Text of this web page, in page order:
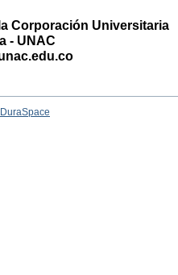
Corporación Universitaria
- UNAC
DuraSpace